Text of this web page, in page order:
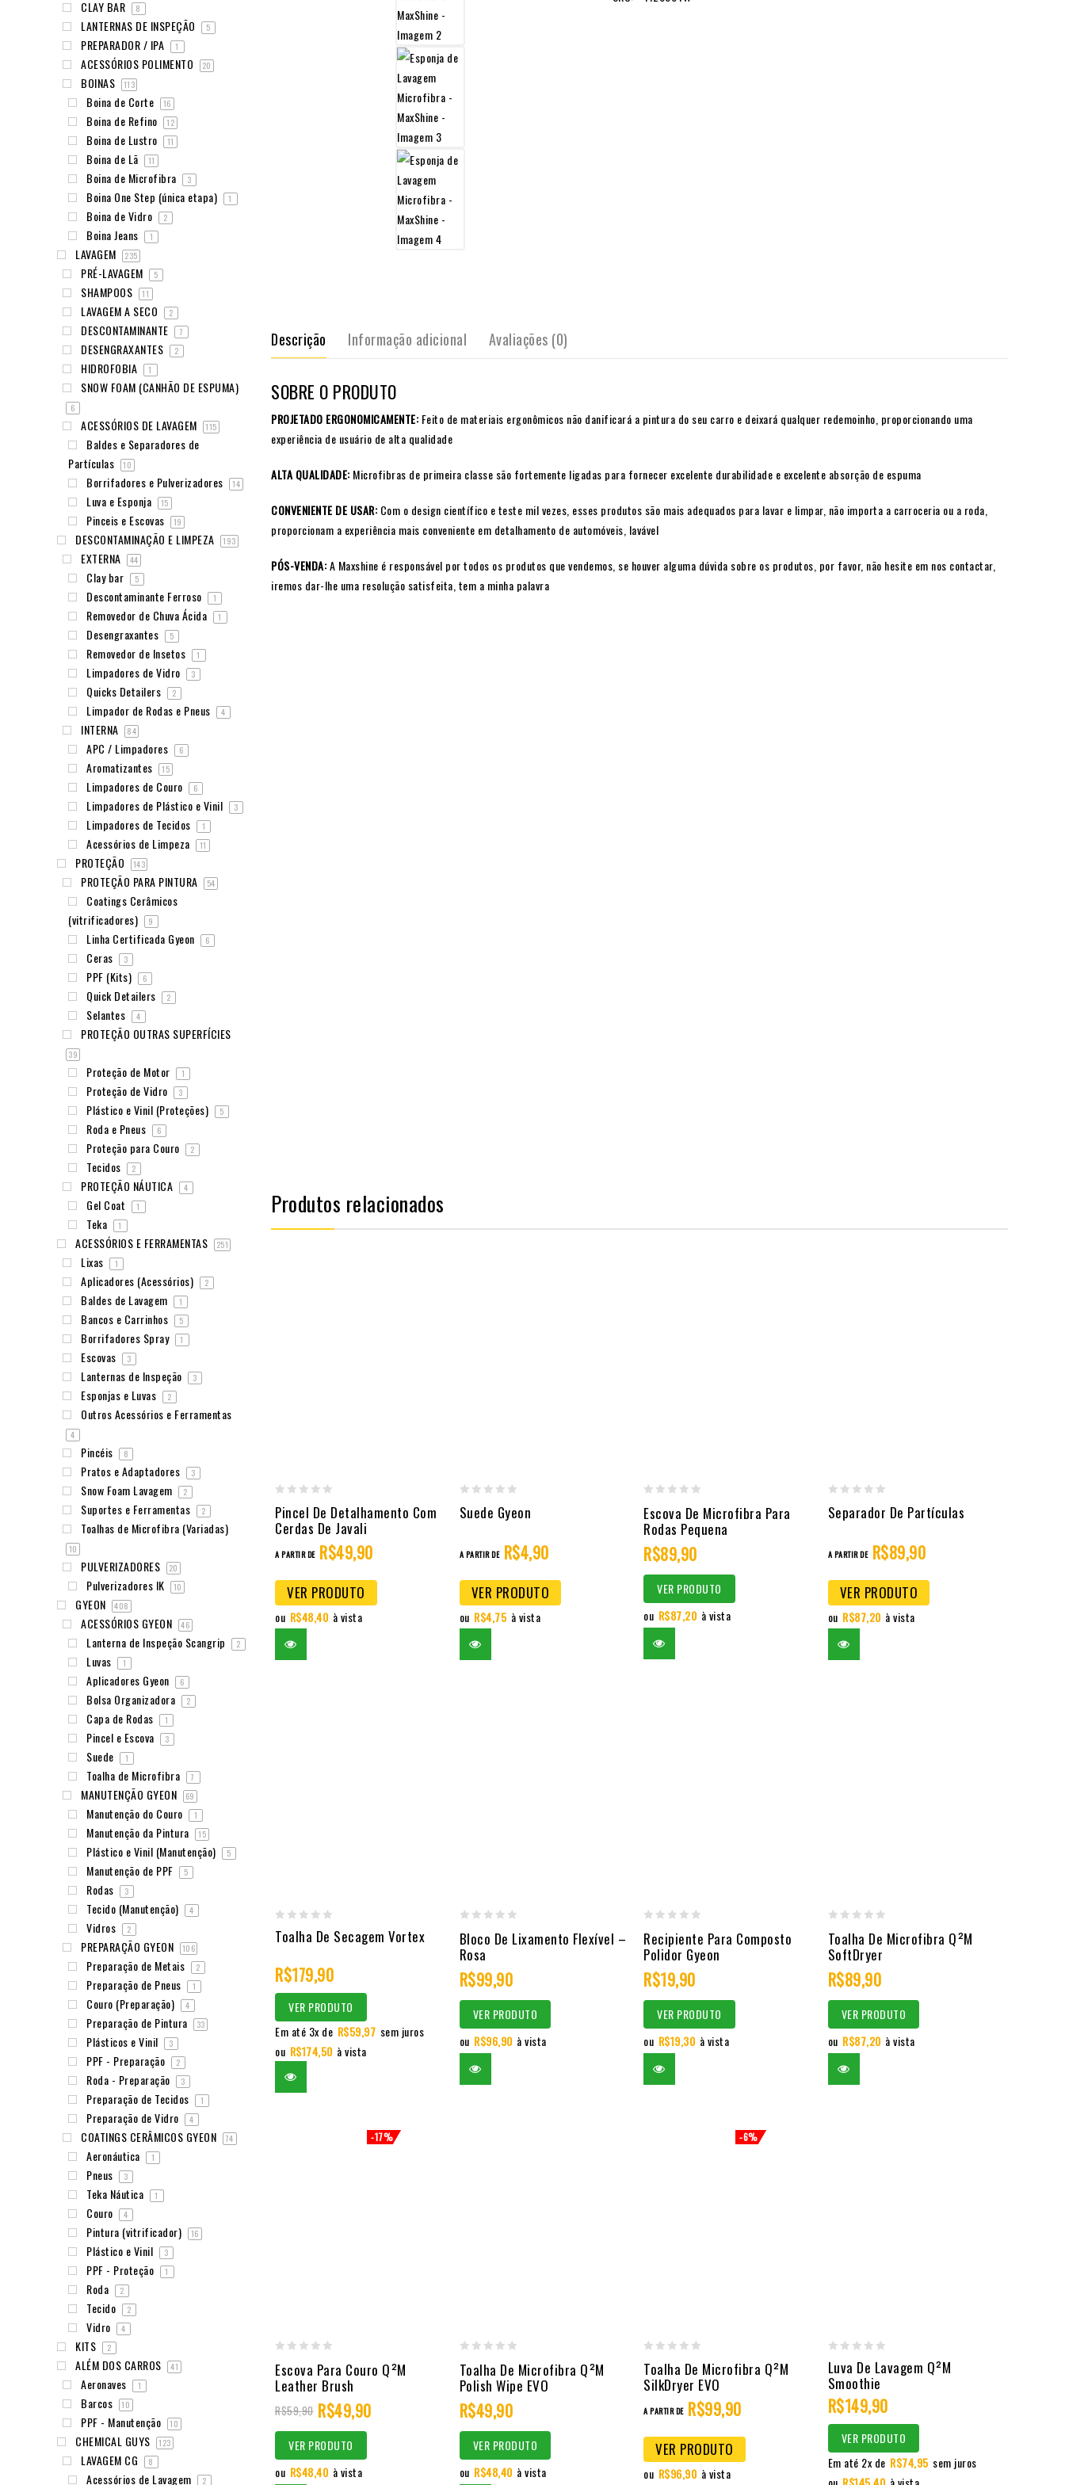
Descrição Informação adicional Avaliações (0)
SOBRE O PRODUTO
PROJETADO ERGONOMICAMENTE: Feito de materiais ergonômicos não danificará a pintura do seu carro e deixará qualquer redemoinho, proporcionando uma
experiência de usuário de alta qualidade
ALTA QUALIDADE: Microfibras de primeira classe são fortemente ligadas para fornecer excelente durabilidade e excelente absorção de espuma
CONVENIENTE DE USAR: Com o design científico e teste mil vezes, esses produtos são mais adequados para lavar e limpar, não importa a carroceria ou a roda,
proporcionam a experiência mais conveniente em detalhamento de automóveis, lavável
PÓS-VENDA:A Maxshine é responsável por todos os produtos que vendemos, se houver alguma dúvida sobre os produtos, por favor, não hesite em nos contactar,
iremos dar-lhe uma resolução satisfeita, tem a minha palavra
Produtos relacionados
out
Pincel De Detalhamento Com
Cerdas De Javali
A PARTIR DE R$49,90
VER PRODUTO
ou R$48,40 à vista
Suede Gyeon
A PARTIR DE R$4,90
VER PRODUTO
ou R$4,75 à vista
out
5
Escova De Microfibra Para
Rodas Pequena
R$89,90
VER PRODUTO
ou R$87,20 à vista
out
Separador De Partículas
A PARTIR DE R$89,90
VER PRODUTO
ou R$87,20 à vista
of
Toalha De Secagem Vortex
R$179,90
VER PRODUTO
Em até 3x de R$59,97 sem juros
ou R$174,50 à vista
out
5
Bloco De Lixamento Flexível –
Rosa
R$99,90
VER PRODUTO
ou R$96,90 à vista
out
5
Recipiente Para Composto
Polidor Gyeon
R$19,90
VER PRODUTO
ou R$19,30 à vista
out
5
Toalha De Microfibra Q²M
SoftDryer
R$89,90
VER PRODUTO
ou R$87,20 à vista
-17%
out
Escova Para Couro Q²M
Leather Brush
R$59,90 R$49,90
VER PRODUTO
ou R$48,40 à vista
out
5
Toalha De Microfibra Q²M
Polish Wipe EVO
R$49,90
VER PRODUTO
ou R$48,40 à vista
-6%
out
Toalha De Microfibra Q²M
SilkDryer EVO
A PARTIR DE R$99,90
VER PRODUTO
ou R$96,90 à vista
out
of
Luva De Lavagem Q²M
Smoothie
R$149,90
VER PRODUTO
Em até 2x de R$74,95 sem juros
CLAY BAR 8
LANTERNAS DE INSPEÇÃO 5
PREPARADOR / IPA 1
ACESSÓRIOS POLIMENTO 20
BOINAS 113
Boina de Corte 16
Boina de Refino 12
Boina de Lustro 11
Boina de Lã 11
Boina de Microfibra 3
Boina One Step (única etapa) 1
Boina de Vidro 2
Boina Jeans 1
LAVAGEM 235
PRÉ-LAVAGEM 5
SHAMPOOS 11
LAVAGEM A SECO 2
DESCONTAMINANTE 7
DESENGRAXANTES 2
HIDROFOBIA 1
SNOW FOAM (CANHÃO DE ESPUMA)
6
ACESSÓRIOS DE LAVAGEM 115
Baldes e Separadores de
Partículas
10
Borrifadores e Pulverizadores 14
Luva e Esponja 15
Pinceis e Escovas 19
DESCONTAMINAÇÃO E LIMPEZA 193
EXTERNA 44
Clay bar 5
Descontaminante Ferroso 1
Removedor de Chuva Ácida 1
Desengraxantes 5
Removedor de Insetos 1
Limpadores de Vidro 3
Quicks Detailers 2
Limpador de Rodas e Pneus 4
INTERNA 84
APC / Limpadores 6
Aromatizantes 15
Limpadores de Couro 6
Limpadores de Plástico e Vinil 3
Limpadores de Tecidos 1
Acessórios de Limpeza 11
PROTEÇÃO 143
PROTEÇÃO PARA PINTURA 54
Coatings Cerâmicos
(vitrificadores)
9
Linha Certificada Gyeon 6
Ceras 3
PPF (Kits) 6
Quick Detailers 2
Selantes 4
PROTEÇÃO OUTRAS SUPERFÍCIES
39
Proteção de Motor 1
Proteção de Vidro 3
Plástico e Vinil (Proteções) 5
Roda e Pneus 6
Proteção para Couro 2
Tecidos 2
PROTEÇÃO NÁUTICA 4
Gel Coat 1
Teka 1
ACESSÓRIOS E FERRAMENTAS 251
Lixas 1
Aplicadores (Acessórios) 2
Baldes de Lavagem 1
Bancos e Carrinhos 5
Borrifadores Spray 1
Escovas 3
Lanternas de Inspeção 3
Esponjas e Luvas 2
Outros Acessórios e Ferramentas
4
Pincéis 8
Pratos e Adaptadores 3
Snow Foam Lavagem 2
Suportes e Ferramentas 2
Toalhas de Microfibra (Variadas)
10
PULVERIZADORES 20
Pulverizadores IK 10
GYEON 408
ACESSÓRIOS GYEON 46
Lanterna de Inspeção Scangrip 2
Luvas 1
Aplicadores Gyeon 6
Bolsa Organizadora 2
Capa de Rodas 1
Pincel e Escova 3
Suede 1
Toalha de Microfibra 7
MANUTENÇÃO GYEON 69
Manutenção do Couro 1
Manutenção da Pintura 15
Plástico e Vinil (Manutenção) 5
Manutenção de PPF 5
Rodas 3
Tecido (Manutenção) 4
Vidros 2
PREPARAÇÃO GYEON 106
Preparação de Metais 2
Preparação de Pneus 1
Couro (Preparação) 4
Preparação de Pintura 33
Plásticos e Vinil 3
PPF - Preparação 2
Roda - Preparação 3
Preparação de Tecidos 1
Preparação de Vidro 4
COATINGS CERÂMICOS GYEON 74
Aeronáutica 1
Pneus 3
Teka Náutica 1
Couro 4
Pintura (vitrificador) 16
Plástico e Vinil 3
PPF - Proteção 1
Roda 2
Tecido 2
Vidro 4
KITS 2
ALÉM DOS CARROS 41
Aeronaves 1
Barcos 10
PPF - Manutenção 10
CHEMICAL GUYS 123
LAVAGEM CG 8
Acessórios de Lavagem 2